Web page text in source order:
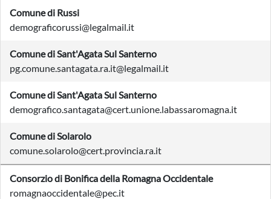
Comune di Russi
demograficorussi@legalmail.it
Comune di Sant'Agata Sul Santerno
pg.comune.santagata.ra.it@legalmail.it
Comune di Sant'Agata Sul Santerno
demografico.santagata@cert.unione.labassaromagna.it
Comune di Solarolo
comune.solarolo@cert.provincia.ra.it
Consorzio di Bonifica della Romagna Occidentale
romagnaoccidentale@pec.it